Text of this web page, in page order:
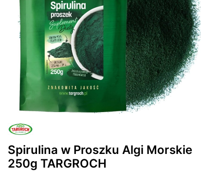
Spirulina w Proszku Algi Morskie
250g TARGROCH